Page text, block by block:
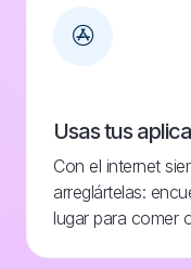
Usas tus
Con el internet
arreglártelas:
lugar para comer